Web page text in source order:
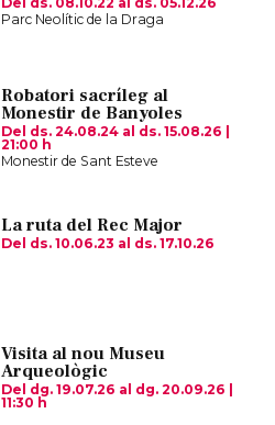
Parc Neolític de la Draga
Robatori sacríleg al
Monestir de Banyoles
Del ds. 24.08.24 al ds. 15.08.26
21:00 h
Monestir de Sant Esteve
La ruta del Rec Major
Del ds. 10.06.23 al ds. 17.10.26
Visita al nou Museu
Arqueològic
Del dg. 19.07.26 al dg. 20.09.26
11:30 h